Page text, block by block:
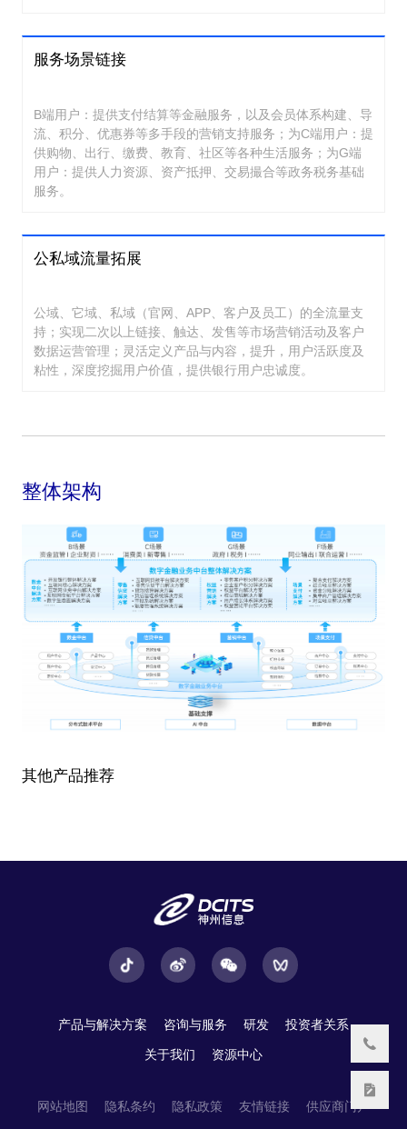
服务场景链接
B端用户：提供支付结算等金融服务，以及会员体系构建、导
流、积分、优惠券等多手段的营销支持服务；为C端用户：提
供购物、出行、缴费、教育、社区等各种生活服务；为G端
用户：提供人力资源、资产抵押、交易撮合等政务税务基础
服务。
公私域流量拓展
公域、它域、私域（官网、APP、客户及员工）的全流量支
持；实现二次以上链接、触达、发售等市场营销活动及客户
数据运营管理；灵活定义产品与内容，提升，用户活跃度及
粘性，深度挖掘用户价值，提供银行用户忠诚度。
整体架构
其他产品推荐
产品与解决方案 咨询与服务 研发 投资者关系
关于我们 资源中心
网站地图 隐私条约 隐私政策 友情链接 供应商门户